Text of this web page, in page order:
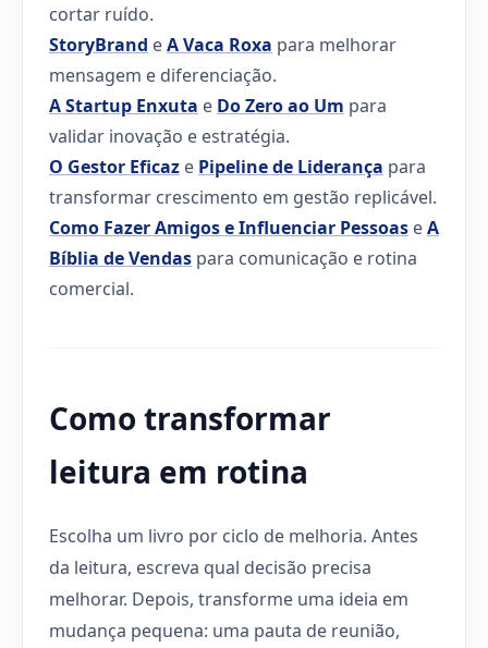
cortar ruído.
StoryBrand eA Vaca Roxa para melhorar
mensagem e diferenciação.
A Startup Enxuta e Do Zero ao Um para
validar inovação e estratégia.
O Gestor Eficaz e Pipeline de Liderança para
transformar crescimento em gestão replicável.
Como Fazer Amigos e Influenciar Pessoas eA
Bíblia de Vendas para comunicação e rotina
comercial.
Como transformar
leitura em rotina
Escolha um livro por ciclo de melhoria. Antes
da leitura, escreva qual decisão precisa
melhorar. Depois, transforme uma ideia em
mudança pequena: uma pauta de reunião,